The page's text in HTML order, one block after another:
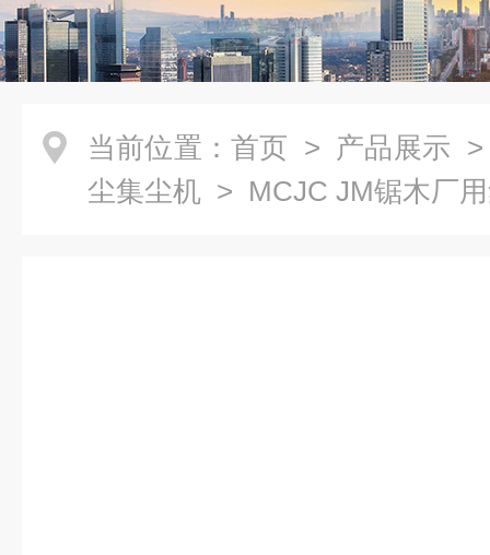
当前位置： 首页 > 产品展示
尘集尘机 > MCJC JM锯木厂